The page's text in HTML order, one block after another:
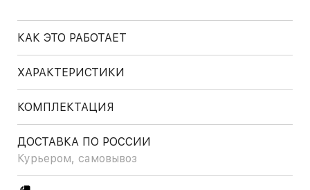
КАК ЭТО РАБОТАЕТ
ХАРАКТЕРИСТИКИ
КОМПЛЕКТАЦИЯ
ДОСТАВКА ПО РОССИИ
Курьером, самовывоз